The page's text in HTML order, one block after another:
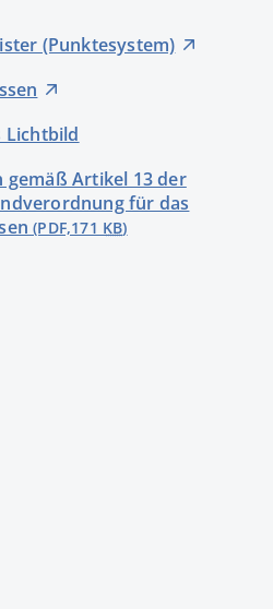
(Punktesystem)
Lichtbild
Artikel 13 der
für das
(PDF,171 KB)